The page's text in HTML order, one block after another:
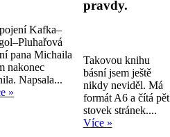
Kafka–
pana Michaila
nakonec
Napsala...
»
pravdy.
Takovou knihu
básní jsem ještě
nikdy neviděl. Má
formát A6 a čítá pět
stovek stránek....
Více »